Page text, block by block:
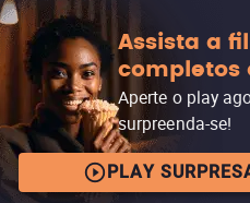
Assista a
completos
Aperte o play
surpreenda-se!
PLAY